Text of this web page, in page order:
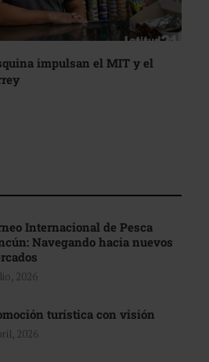
impulsan el MIT y el
Internacional de Pesca
Navegando hacia nuevos
2026
turística con visión
2026